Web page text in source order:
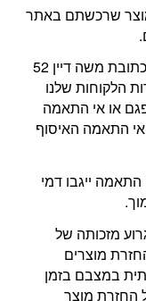
מוצר שרכשתם באתר
החזרת המוצר תעשה על ידי הלקוח, בכתובת משה דיין 52
הלקוחות שלנו
או אי התאמה
התאמה האיסוף
ייגבו דמי
מזכותה של
מוצרים
במצבם בזמן
החזרת מוצר